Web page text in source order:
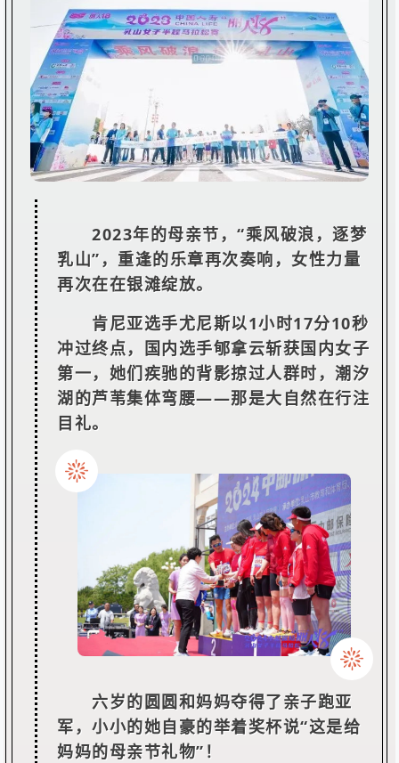
2023年的母亲节，“乘风破浪，逐梦
乳山”，重逢的乐章再次奏响，女性力量
再次在在银滩绽放。
肯尼亚选手尤尼斯以1小时17分10秒
冲过终点，国内选手郇拿云斩获国内女子
第一，她们疾驰的背影掠过人群时，潮汐
湖的芦苇集体弯腰——那是大自然在行注
目礼。
六岁的圆圆和妈妈夺得了亲子跑亚
军，小小的她自豪的举着奖杯说“这是给
妈妈的母亲节礼物”！